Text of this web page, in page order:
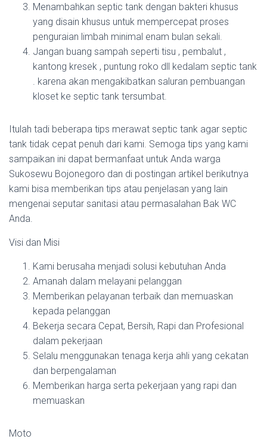
Menambahkan septic tank dengan bakteri khusus
yang disain khusus untuk mempercepat proses
penguraian limbah minimal enam bulan sekali.
Jangan buang sampah seperti tisu , pembalut ,
kantong kresek , puntung roko dll kedalam septic tank
. karena akan mengakibatkan saluran pembuangan
kloset ke septic tank tersumbat.
Itulah tadi beberapa tips merawat septic tank agar septic
tank tidak cepat penuh dari kami. Semoga tips yang kami
sampaikan ini dapat bermanfaat untuk Anda warga
Sukosewu Bojonegoro dan di postingan artikel berikutnya
kami bisa memberikan tips atau penjelasan yang lain
mengenai seputar sanitasi atau permasalahan Bak WC
Anda.
Visi dan Misi
Kami berusaha menjadi solusi kebutuhan Anda
Amanah dalam melayani pelanggan
Memberikan pelayanan terbaik dan memuaskan
kepada pelanggan
Bekerja secara Cepat, Bersih, Rapi dan Profesional
dalam pekerjaan
Selalu menggunakan tenaga kerja ahli yang cekatan
dan berpengalaman
Memberikan harga serta pekerjaan yang rapi dan
memuaskan
Moto